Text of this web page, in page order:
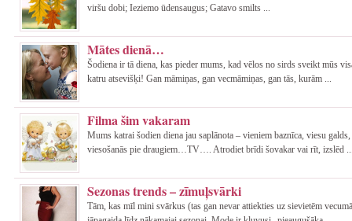
viršu dobi; Ieziemo ūdensaugus; Gatavo smilts ...
Mātes dienā…
Šodiena ir tā diena, kas pieder mums, kad vēlos no sirds sveikt mūs
katru atsevišķi! Gan māmiņas, gan vecmāmiņas, gan tās, kurām ...
Filma šim vakaram
Mums katrai šodien diena jau saplānota – vieniem baznīca, viesu
viesošanās pie draugiem…TV…. Atrodiet brīdi šovakar vai rīt, izslēd
Sezonas trends – zīmuļsvārki
Tām, kas mīl mini svārkus (tas gan nevar attiekties uz sievietēm